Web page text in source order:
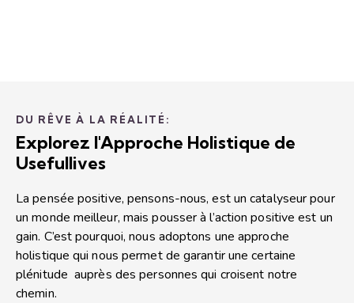
DU RÊVE À LA RÉALITÉ:
Explorez l'Approche Holistique de
Usefullives
La pensée positive, pensons-nous, est un catalyseur pour
un monde meilleur, mais pousser à l’action positive est un
gain. C’est pourquoi, nous adoptons une approche
holistique qui nous permet de garantir une certaine
plénitude auprès des personnes qui croisent notre
chemin.